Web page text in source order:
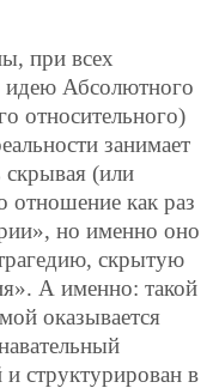
при всех
идею Абсолютного
относительного)
занимает
(или
отношение как раз
но именно оно
скрытую
А именно: такой
оказывается
структурирован в